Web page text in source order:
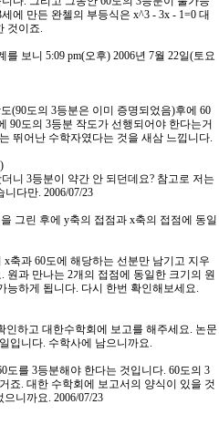
에 만든 완첼의 부등식은 x^3 - 3x - 1=0 대
것이죠.
보니 5:09 pm(오후) 2006년 7월 22일(토요
(90도의 3등분은 이미 증명되었음)후에 60
90도의 3등분 작도가 선행되어야 한다는거
뛰어난 수학자였다는 것을 새삼 느낍니다.
니 3등분이 약간 안 되던데요? 참고로 저는
다만. 2006/07/23
그린 후에 y축의 접점과 x축의 접점에 동일
축과 60도에 해당하는 선분만 남기고 지우
과 만나는 2개의 접점에 동일한 크기의 원
능하게 됩니다. 다시 한번 확인해보세요.
인하고 대한수학회에 보고를 해주세요. 논문
입니다. 수학사에 남으니까요.
도를 3등분해야 한다는 것입니다. 60도의 3
죠. 대한 수학회에 보고서의 양식이 있을 것
니까요. 2006/07/23